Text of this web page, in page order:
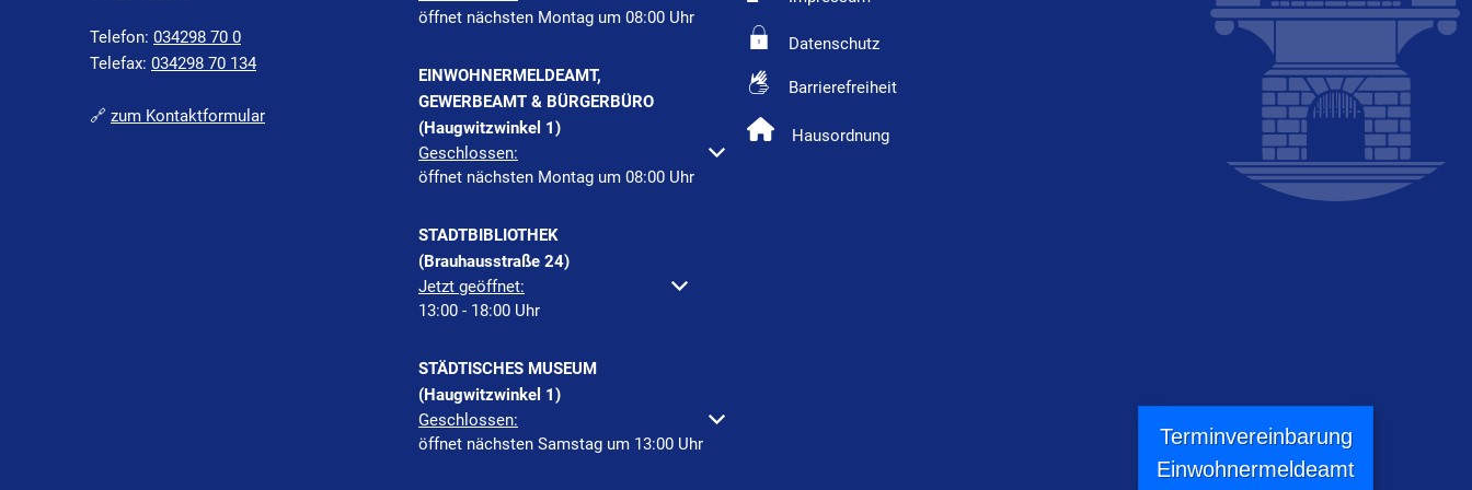
Telefon: 034298 70 0
Telefax: 034298 70 134
🔗 zum Kontaktformular
öffnet nächsten Montag um 08:00 Uhr
EINWOHNERMELDEAMT,
GEWERBEAMT & BÜRGERBÜRO
(Haugwitzwinkel 1)
Klicken, um weitere Öffnungs- oder Schließzeiten auszublenden
Geschlossen:
öffnet nächsten Montag um 08:00 Uhr
STADTBIBLIOTHEK
(Brauhausstraße 24)
Klicken, um weitere Öffnungs- oder Schließzeiten auszublenden
Jetzt geöffnet:
13:00 - 18:00 Uhr
STÄDTISCHES MUSEUM
(Haugwitzwinkel 1)
Klicken, um weitere Öffnungs- oder Schließzeiten auszublenden
Geschlossen:
öffnet nächsten Samstag um 13:00 Uhr
Datenschutz
Barrierefreiheit
Hausordnung
Terminvereinbarung
Einwohnermeldeamt